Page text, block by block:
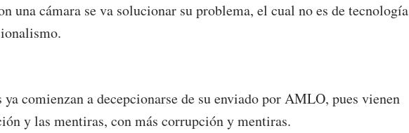
una cámara se va solucionar su problema, el cual no es de tecnología
comienzan a decepcionarse de su enviado por AMLO, pues vienen
y las mentiras, con más corrupción y mentiras.